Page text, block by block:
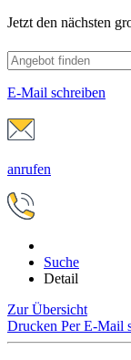
Jetzt den nächsten
E-Mail schreiben
anrufen
Suche
Detail
Zur Übersicht
Drucken Per E-Mail